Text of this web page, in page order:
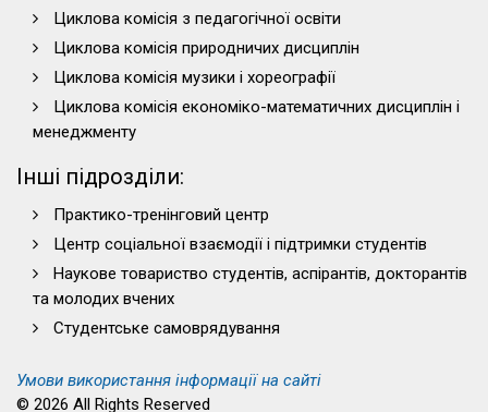
Циклова комісія з педагогічної освіти
Циклова комісія природничих дисциплін
Циклова комісія музики і хореографії
Циклова комісія економіко-математичних дисциплін і
менеджменту
Інші підрозділи:
Практико-тренінговий центр
Центр соціальної взаємодії і підтримки студентів
Наукове товариство студентів, аспірантів, докторантів
та молодих вчених
Студентське самоврядування
Умови використання інформації на сайті
© 2026 All Rights Reserved